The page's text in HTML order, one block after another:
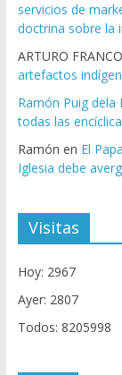
servicios de
doctrina sobre la
ARTURO
artefactos
Ramón Puig dela
todas las
Ramón en El
Iglesia debe
Visitas
Hoy: 2967
Ayer: 2807
Todos: 8205998